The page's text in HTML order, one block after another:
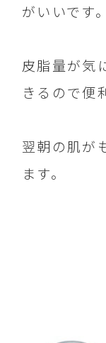
がいいです。
皮脂量が気
きるので便
翌朝の肌が
ます。
スタ